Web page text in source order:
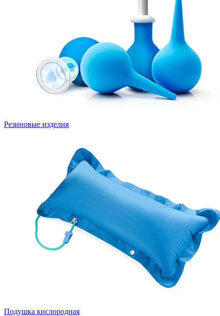
Резиновые изделия
Подушка кислородная